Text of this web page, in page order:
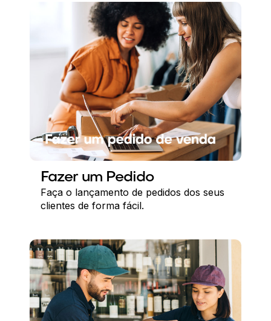
Fazer um Pedido
Faça o lançamento de pedidos dos seus
clientes de forma fácil.